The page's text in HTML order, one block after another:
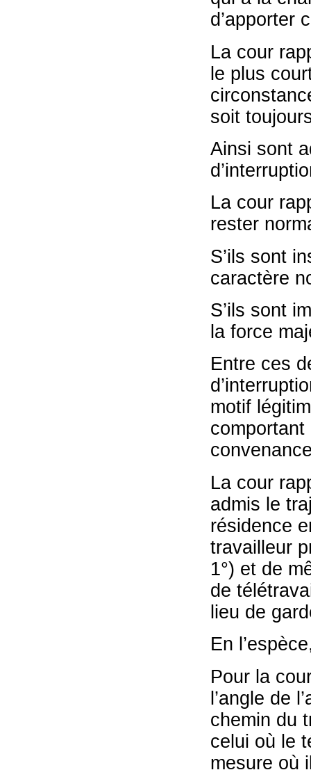
d’apporter
La cour
le plus
soit
Ainsi sont
La cour
rester
S’ils sont
caractère
S’ils sont
la force
Entre ces
motif
La cour
admis le
résidence
travailleur
1°) et de
de
lieu de
En
Pour la
l’angle de
chemin du
celui où le
mesure où